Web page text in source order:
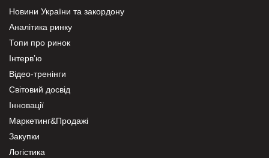
Новини України та закордону
Аналітика ринку
Топи про ринок
Інтерв’ю
Відео-тренінги
Світовий досвід
Інновації
Маркетинг&Продажі
Закупки
Логістика